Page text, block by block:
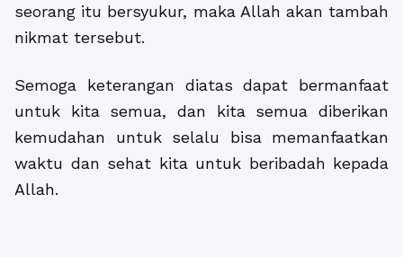
seorang itu bersyukur, maka Allah akan tambah
nikmat tersebut.
Semoga keterangan diatas dapat bermanfaat
untuk kita semua, dan kita semua diberikan
kemudahan untuk selalu bisa memanfaatkan
waktu dan sehat kita untuk beribadah kepada
Allah.